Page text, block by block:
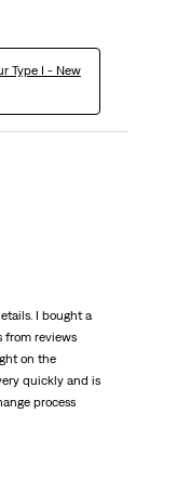
Type I - New
I bought a
from reviews
on the
quickly and is
process